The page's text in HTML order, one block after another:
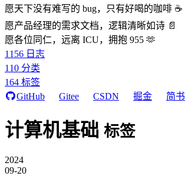
愿天下没有难写的 bug，只有好喝的咖啡 ☕️
愿产品经理的需求文档，逻辑清晰如诗 📄
愿各位同仁，远离 ICU，拥抱 955 🫶
1156 日志
110 分类
164 标签
GitHub
Gitee CSDN 掘金 简书
计算机基础 标签
2024
09-20